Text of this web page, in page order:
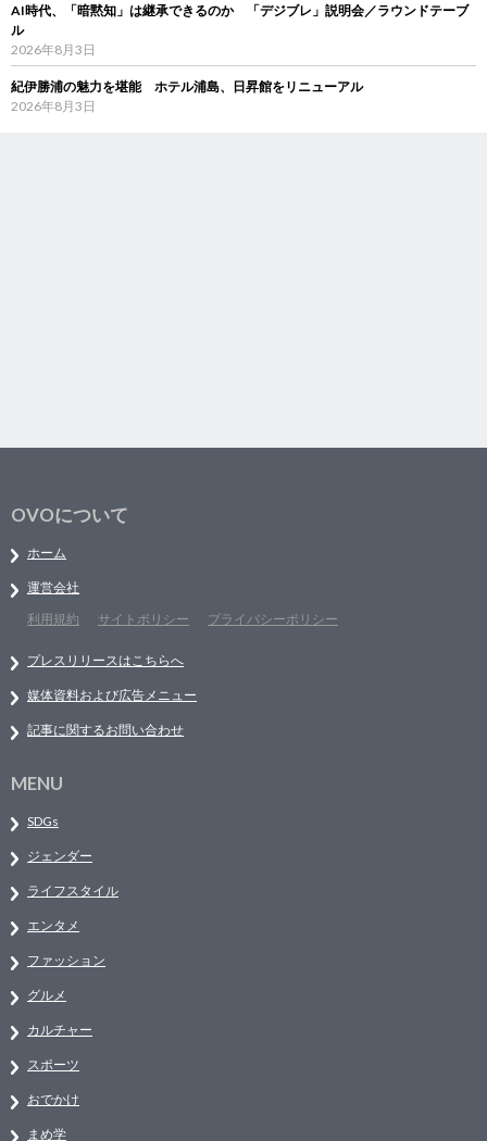
AI時代、「暗黙知」は継承できるのか 「デジブレ」説明会／ラウンドテーブ
ル
2026年8月3日
紀伊勝浦の魅力を堪能 ホテル浦島、日昇館をリニューアル
2026年8月3日
OVOについて
ホーム
運営会社
利用規約
サイトポリシー プライバシーポリシー
プレスリリースはこちらへ
媒体資料および広告メニュー
記事に関するお問い合わせ
MENU
SDGs
ジェンダー
ライフスタイル
エンタメ
ファッション
グルメ
カルチャー
スポーツ
おでかけ
まめ学